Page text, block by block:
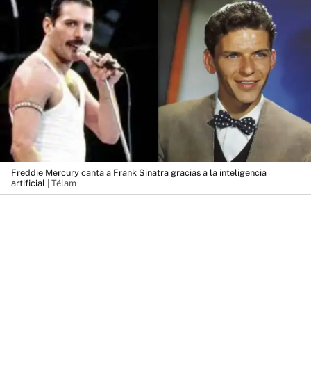
Freddie Mercury canta a Frank Sinatra gracias a la inteligencia
artificial | Télam